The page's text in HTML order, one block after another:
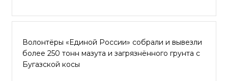
Волонтёры «Единой России» собрали и вывезли
более 250 тонн мазута и загрязнённого грунта с
Бугазской косы